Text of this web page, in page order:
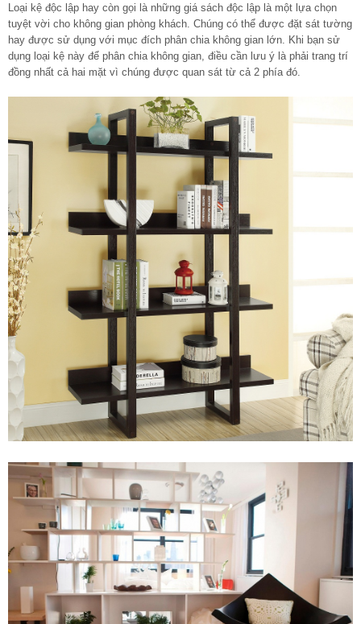
Loại kệ độc lập hay còn gọi là những giá sách độc lập là một lựa chọn
tuyệt vời cho không gian phòng khách. Chúng có thể được đặt sát tường
hay được sử dụng với mục đích phân chia không gian lớn. Khi bạn sử
dụng loại kệ này để phân chia không gian, điều cần lưu ý là phải trang trí
đồng nhất cả hai mặt vì chúng được quan sát từ cả 2 phía đó.